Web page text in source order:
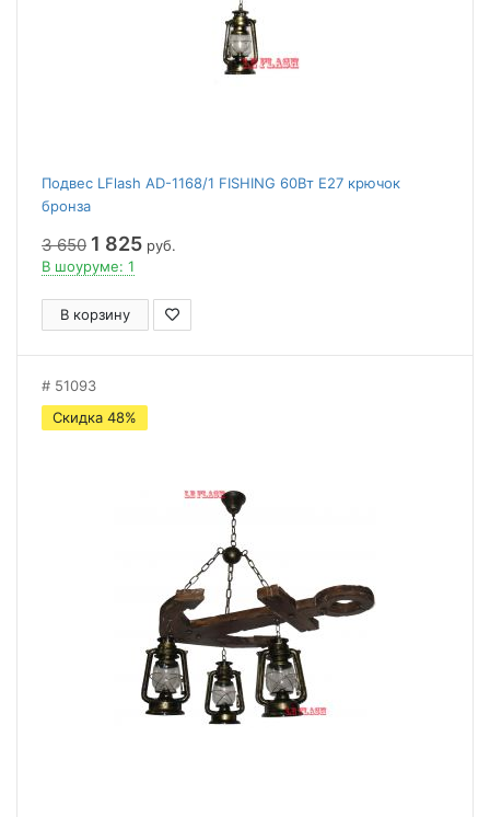
Подвес LFlash AD-1168/1 FISHING 60Вт Е27 крючок
бронза
3 650 1 825 руб.
В шоуруме: 1
В корзину
51093
Скидка 48%